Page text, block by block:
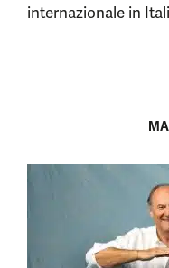
internazionale in